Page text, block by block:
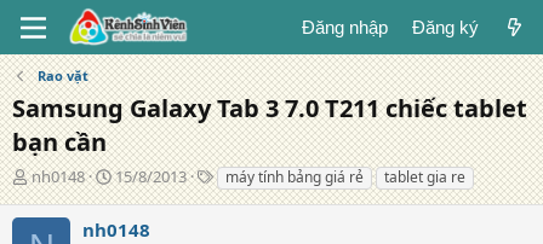
Đăng nhập Đăng ký
Rao vặt
Samsung Galaxy Tab 3 7.0 T211 chiếc tablet
bạn cần
T
á
c
nh0148
N
g
15/8/2013
T
ừ
máy tính bảng giá rẻ tablet gia re
nh0148